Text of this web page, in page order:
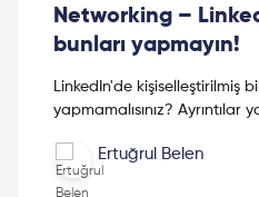
Networking –
bunları yapmayın!
LinkedIn'de kişiselleştirilmiş
yapmamalısınız? Ayrıntılar
Ertuğrul Belen